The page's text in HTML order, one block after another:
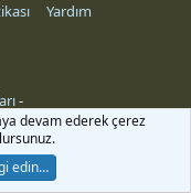
Yardım
-
devam ederek çerez
edin…